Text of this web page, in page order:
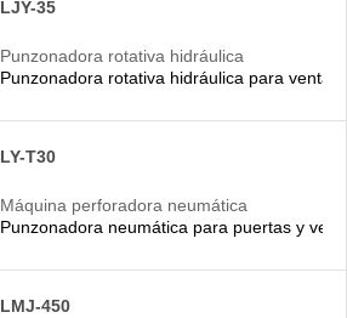
LJY-35
Punzonadora rotativa hidráulica
Punzonadora rotativa hidráulica para
LY-T30
Máquina perforadora neumática
Punzonadora neumática para puertas y
LMJ-450